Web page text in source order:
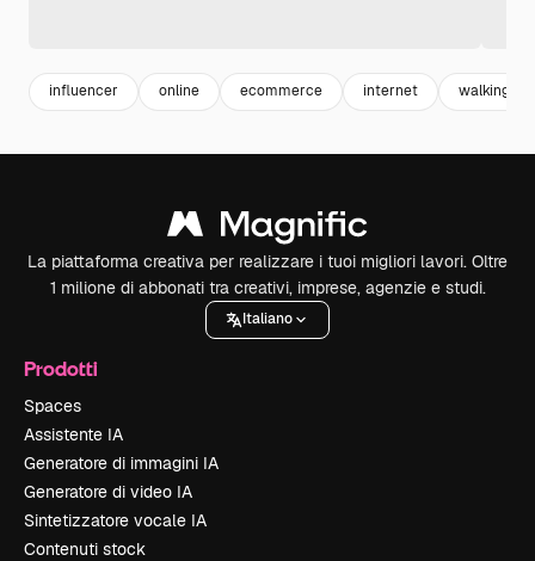
influencer online ecommerce internet walking
La piattaforma creativa per realizzare i tuoi migliori lavori. Oltre
1 milione di abbonati tra creativi, imprese, agenzie e studi.
Italiano
Prodotti
Spaces
Assistente IA
Generatore di immagini IA
Generatore di video IA
Sintetizzatore vocale IA
Contenuti stock